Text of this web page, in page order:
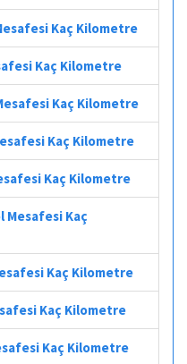
Kaç Kilometre
Kaç Kilometre
Kaç Kilometre
Kaç Kilometre
Kaç Kilometre
Mesafesi Kaç
Kaç Kilometre
Kaç Kilometre
Kaç Kilometre